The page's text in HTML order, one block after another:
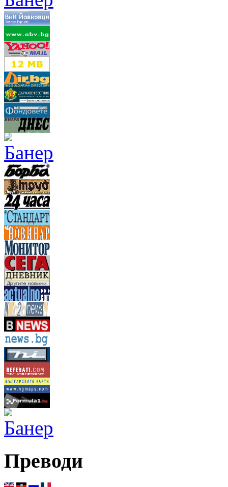
Преводи